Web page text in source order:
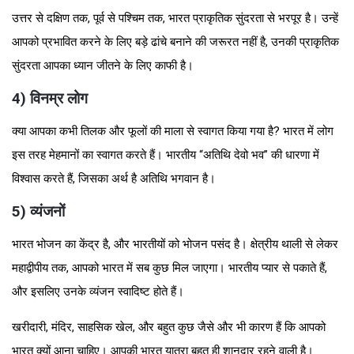
उत्तर से दक्षिण तक, पूर्व से पश्चिम तक, भारत प्राकृतिक सुंदरता से भरपूर है। उन्हें
आपको प्रभावित करने के लिए बड़े ढांचे बनाने की जरूरत नहीं है, उनकी प्राकृतिक
सुंदरता आपका ध्यान जीतने के लिए काफी है।
4) विनम्र लोग
क्या आपका कभी तिलक और फूलों की माला से स्वागत किया गया है? भारत में लोग
इस तरह मेहमानों का स्वागत करते हैं। भारतीय “अतिथि देवो भव” की धारणा में
विश्वास करते हैं, जिसका अर्थ है अतिथि भगवान है।
5) व्यंजनों
भारत भोजन का केंद्र है, और भारतीयों को भोजन पसंद है। क्षेत्रीय थाली से लेकर
महाद्वीपीय तक, आपको भारत में सब कुछ मिल जाएगा। भारतीय प्यार से पकाते हैं,
और इसलिए उनके व्यंजन स्वादिष्ट होते हैं।
खरीदारी, मंदिर, साहसिक खेल, और बहुत कुछ जैसे और भी कारण हैं कि आपको
भारत क्यों आना चाहिए। आपकी भारत यात्रा बहुत ही शानदार रहने वाली है।